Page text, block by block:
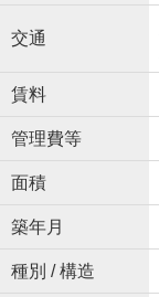
交通
賃料
管理費等
面積
築年月
種別 / 構造